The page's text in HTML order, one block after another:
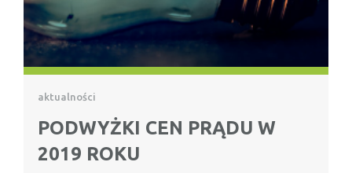
aktualności
PODWYŻKI CEN PRĄDU W
2019 ROKU